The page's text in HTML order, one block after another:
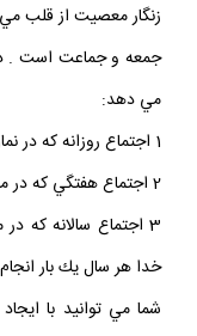
زنگار معصيت از قلب مي
جمعه و جماعت است .
مي دهد:
1 اجتماع روزانه كه در نماز جماعت حاصل مي شود.
2 اجتماع هفتگي كه در مراسم با شكوه نماز جمعه است .
3 اجتماع سالانه كه
خدا هر سال يك بار
شما مي توانيد با